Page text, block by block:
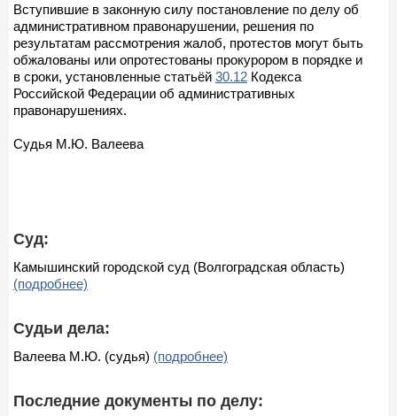
Вступившие в законную силу постановление по делу об
административном правонарушении, решения по
результатам рассмотрения жалоб, протестов могут быть
обжалованы или опротестованы прокурором в порядке и
в сроки, установленные статьёй 30.12 Кодекса
Российской Федерации об административных
правонарушениях.
Судья М.Ю. Валеева
Суд:
Камышинский городской суд (Волгоградская область)
(подробнее)
Судьи дела:
Валеева М.Ю. (судья) (подробнее)
Последние документы по делу: